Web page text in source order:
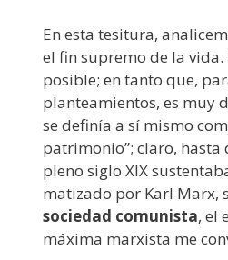
En esta tesitura,
el fin supremo de la
posible; en tanto que,
planteamientos, es muy
se definía a sí mismo
patrimonio”; claro, hasta
pleno siglo XIX
matizado por Karl Marx,
sociedad comunista, el
máxima marxista me